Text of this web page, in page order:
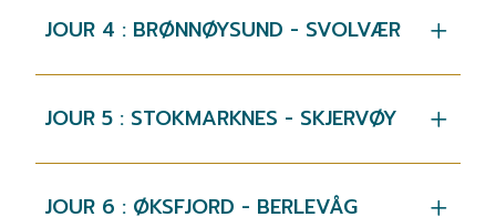
JOUR 4 : BRØNNØYSUND - SVOLVÆR
JOUR 5 : STOKMARKNES - SKJERVØY
JOUR 6 : ØKSFJORD - BERLEVÅG